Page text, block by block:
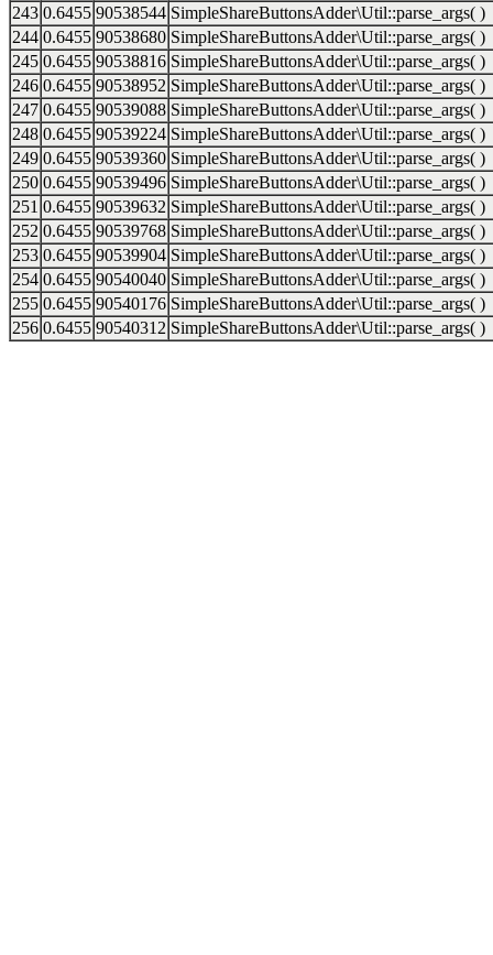
243 0.6455 90538544 SimpleShareButtonsAdder\Util::parse_args( )
244 0.6455 90538680 SimpleShareButtonsAdder\Util::parse_args( )
245 0.6455 90538816 SimpleShareButtonsAdder\Util::parse_args( )
246 0.6455 90538952 SimpleShareButtonsAdder\Util::parse_args( )
247 0.6455 90539088 SimpleShareButtonsAdder\Util::parse_args( )
248 0.6455 90539224 SimpleShareButtonsAdder\Util::parse_args( )
249 0.6455 90539360 SimpleShareButtonsAdder\Util::parse_args( )
250 0.6455 90539496 SimpleShareButtonsAdder\Util::parse_args( )
251 0.6455 90539632 SimpleShareButtonsAdder\Util::parse_args( )
252 0.6455 90539768 SimpleShareButtonsAdder\Util::parse_args( )
253 0.6455 90539904 SimpleShareButtonsAdder\Util::parse_args( )
254 0.6455 90540040 SimpleShareButtonsAdder\Util::parse_args( )
255 0.6455 90540176 SimpleShareButtonsAdder\Util::parse_args( )
256 0.6455 90540312 SimpleShareButtonsAdder\Util::parse_args( )